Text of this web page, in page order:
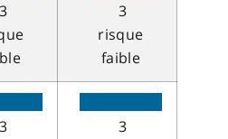
3
3
risque
faible
3
3